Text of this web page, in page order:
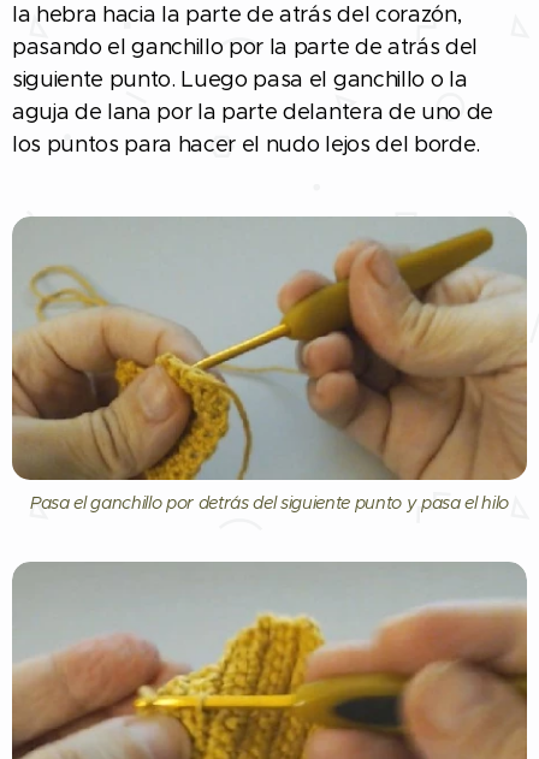
la hebra hacia la parte de atrás del corazón,
pasando el ganchillo por la parte de atrás del
siguiente punto. Luego pasa el ganchillo o la
aguja de lana por la parte delantera de uno de
los puntos para hacer el nudo lejos del borde.
Pasa el ganchillo por detrás del siguiente punto y pasa el hilo